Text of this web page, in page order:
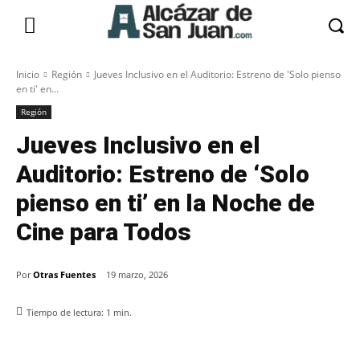
Inicio Región
Jueves Inclusivo en el Auditorio: Estreno de 'Solo pienso
en ti' en...
Región
Jueves Inclusivo en el
Auditorio: Estreno de ‘Solo
pienso en ti’ en la Noche de
Cine para Todos
Por Otras Fuentes 19 marzo, 2026
Tiempo de lectura: 1 min.